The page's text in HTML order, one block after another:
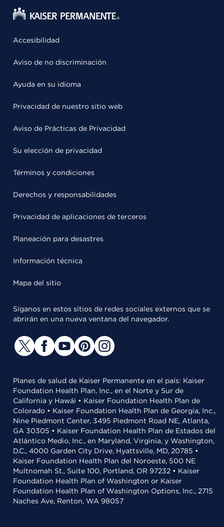
Accesibilidad
Aviso de no discriminación
Ayuda en su idioma
Privacidad de nuestro sitio web
Aviso de Prácticas de Privacidad
Su elección de privacidad
Términos y condiciones
Derechos y responsabilidades
Privacidad de aplicaciones de terceros
Planeación para desastres
Información técnica
Mapa del sitio
Síganos en estos sitios de redes sociales externos que se
abrirán en una nueva ventana del navegador.
Planes de salud de Kaiser Permanente en el país: Kaiser
Foundation Health Plan, Inc., en el Norte y Sur de
California y Hawái • Kaiser Foundation Health Plan de
Colorado • Kaiser Foundation Health Plan de Georgia, Inc.,
Nine Piedmont Center, 3495 Piedmont Road NE, Atlanta,
GA 30305 • Kaiser Foundation Health Plan de Estados del
Atlántico Medio, Inc., en Maryland, Virginia, y Washington,
D.C., 4000 Garden City Drive, Hyattsville, MD, 20785 •
Kaiser Foundation Health Plan del Noroeste, 500 NE
Multnomah St., Suite 100, Portland, OR 97232 • Kaiser
Foundation Health Plan of Washington or Kaiser
Foundation Health Plan of Washington Options, Inc., 2715
Naches Ave, Renton, WA 98057